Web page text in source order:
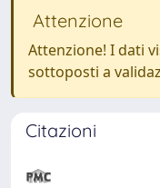
Attenzione
Attenzione! I dati
sottoposti a
Citazioni